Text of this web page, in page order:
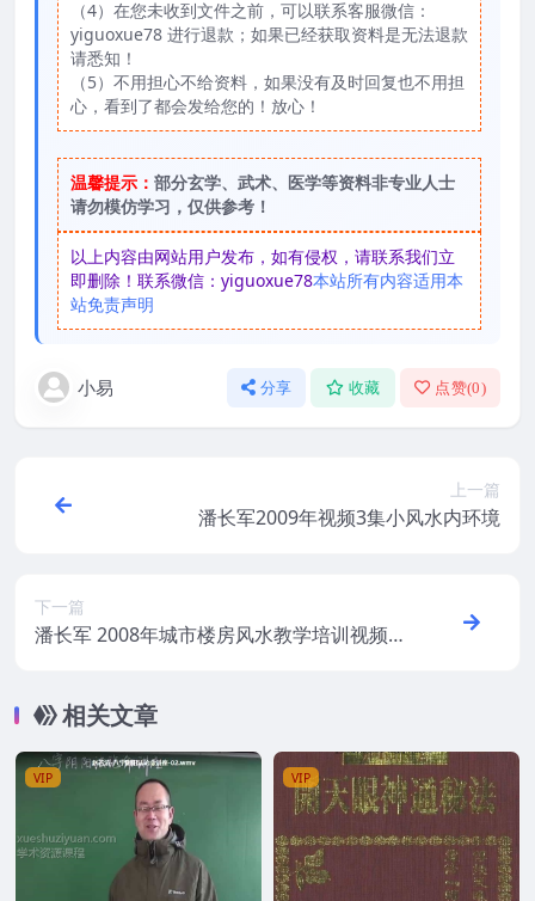
（4）在您未收到文件之前，可以联系客服微信：
yiguoxue78 进行退款；如果已经获取资料是无法退款
请悉知！
（5）不用担心不给资料，如果没有及时回复也不用担
心，看到了都会发给您的！放心！
温馨提示： 部分玄学、武术、医学等资料非专业人士
请勿模仿学习，仅供参考！
以上内容由网站用户发布，如有侵权，请联系我们立
即删除！联系微信：yiguoxue78本站所有内容适用本
站免责声明
小易 分享 收藏 点赞(0)
上一篇
潘长军2009年视频3集小风水内环境
下一篇
潘长军 2008年城市楼房风水教学培训视频6
相关文章
VIP VIP